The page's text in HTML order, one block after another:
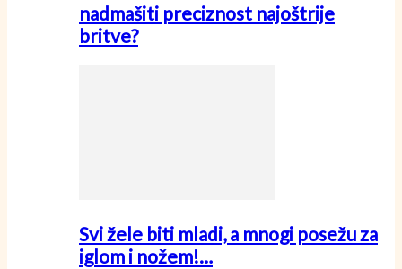
nadmašiti preciznost najoštrije
britve?
Svi žele biti mladi, a mnogi posežu za
iglom i nožem!…